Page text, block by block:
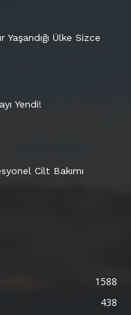
Yaşandığı Ülke Sizce
Yendi!
Cilt Bakımı
1588
438